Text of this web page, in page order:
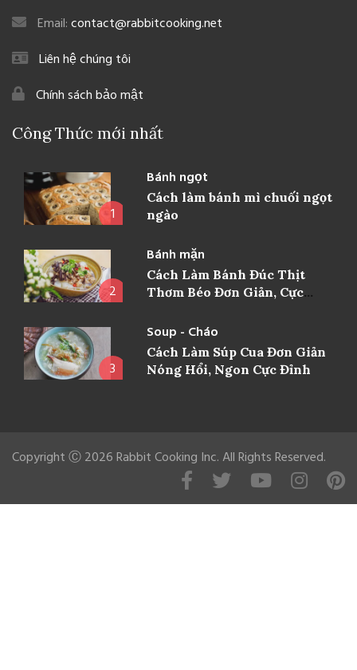
Email:contact@rabbitcooking.net
Liên hệ chúng tôi
Chính sách bảo mật
Công Thức mới nhất
1
Bánh ngọt
Cách làm bánh mì chuối ngọt
ngào
2
Bánh mặn
Cách Làm Bánh Đúc Thịt
Thơm Béo Đơn Giản, Cực
3
Soup - Cháo
Cách Làm Súp Cua Đơn Giản
Nóng Hổi, Ngon Cực Đỉnh
Copyright Ⓒ 2026 Rabbit Cooking Inc. All Rights Reserved.